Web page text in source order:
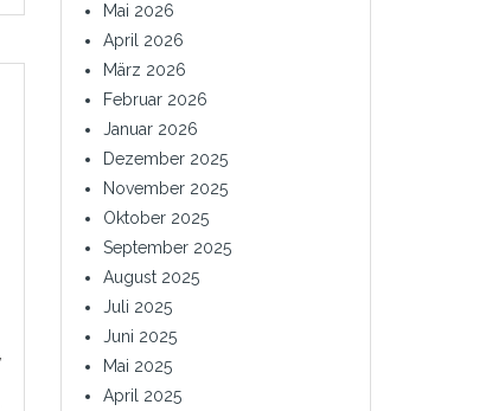
Mai 2026
April 2026
März 2026
Februar 2026
Januar 2026
Dezember 2025
November 2025
Oktober 2025
September 2025
August 2025
Juli 2025
Juni 2025
Mai 2025
April 2025